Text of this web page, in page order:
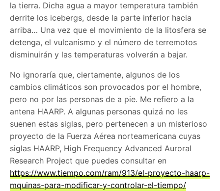
la tierra. Dicha agua a mayor temperatura también
derrite los icebergs, desde la parte inferior hacia
arriba… Una vez que el movimiento de la litosfera se
detenga, el vulcanismo y el número de terremotos
disminuirán y las temperaturas volverán a bajar.
No ignoraría que, ciertamente, algunos de los
cambios climáticos son provocados por el hombre,
pero no por las personas de a pie. Me refiero a la
antena HAARP. A algunas personas quizá no les
suenen estas siglas, pero pertenecen a un misterioso
proyecto de la Fuerza Aérea norteamericana cuyas
siglas HAARP, High Frequency Advanced Auroral
Research Project que puedes consultar en
https://www.tiempo.com/ram/913/el-proyecto-haarp-
mquinas-para-modificar-y-controlar-el-tiempo/